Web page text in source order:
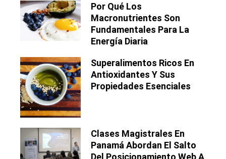
Por Qué Los
Macronutrientes Son
Fundamentales Para La
Energía Diaria
Superalimentos Ricos En
Antioxidantes Y Sus
Propiedades Esenciales
Clases Magistrales En
Panamá Abordan El Salto
Del Posicionamiento Web A